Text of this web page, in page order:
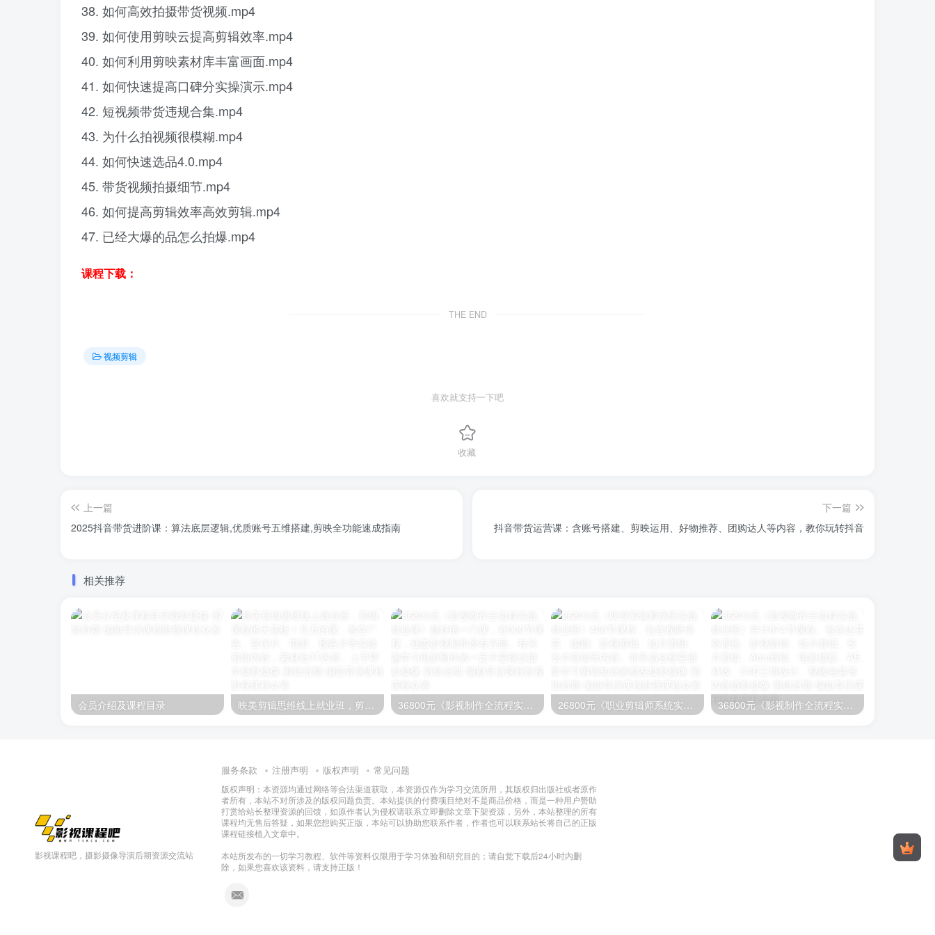
38. 如何高效拍摄带货视频.mp4
39. 如何使用剪映云提高剪辑效率.mp4
40. 如何利用剪映素材库丰富画面.mp4
41. 如何快速提高口碑分实操演示.mp4
42. 短视频带货违规合集.mp4
43. 为什么拍视频很模糊.mp4
44. 如何快速选品4.0.mp4
45. 带货视频拍摄细节.mp4
46. 如何提高剪辑效率高效剪辑.mp4
47. 已经大爆的品怎么拍爆.mp4
课程下载：
THE END
视频剪辑
喜欢就支持一下吧
收藏
上一篇
2025抖音带货进阶课：算法底层逻辑,优质账号五维搭建,剪映全功能速成指南
下一篇
抖音带货运营课：含账号搭建、剪映运用、好物推荐、团购达人等内容，教你玩转抖音
相关推荐
会员介绍及课程目录 映美剪辑思维线上就业班，剪辑课程的天花板！几万的课，包含广告、宣传片、电影、预告片等实操剪辑内容，素材近3T内容。上手即学 36800元《影视制作全流程实战就业课》超好的一门课，近900节课程，涵盖影视制作所有方面。有兴趣学习电影制作的一定不要错过 26800元《职业剪辑师系统实战就业班》400节课程，包含视听语言、编剧、影视剪辑、短片剪辑、长片剪辑等内容。非常适合想要进阶学习剪辑知识的朋友 36800元《影视制作全流程实战就业班》共计874节课程。包含达芬奇调色、影视剪辑、短片剪辑、长片剪辑、Amc剪辑、电影摄影、AE特效、C4D三维设计、视频包装等内容
影视课程吧，摄影摄像导演后期资源交流站
服务条款 注册声明 版权声明 常见问题
版权声明：本资源均通过网络等合法渠道获取，本资源仅作为学习交流所用，其版权归出版社或者原作
者所有，本站不对所涉及的版权问题负责。本站提供的付费项目绝对不是商品价格，而是一种用户赞助
打赏给站长整理资源的回馈，如原作者认为侵权请联系立即删除文章下架资源，另外，本站整理的所有
课程均无售后答疑，如果您想购买正版，本站可以协助您联系作者，作者也可以联系站长将自己的正版
课程链接植入文章中。
本站所发布的一切学习教程、软件等资料仅限用于学习体验和研究目的；请自觉下载后24小时内删
除，如果您喜欢该资料，请支持正版！